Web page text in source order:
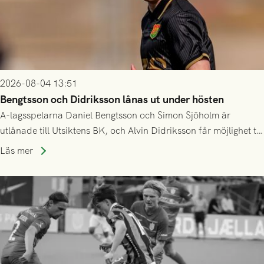
2026-08-04 13:51
Bengtsson och Didriksson lånas ut under hösten
A-lagsspelarna Daniel Bengtsson och Simon Sjöholm är
utlånade till Utsiktens BK, och Alvin Didriksson får möjlighet till
speltid i Hestrafors genom föreningssamarbete.
Läs mer